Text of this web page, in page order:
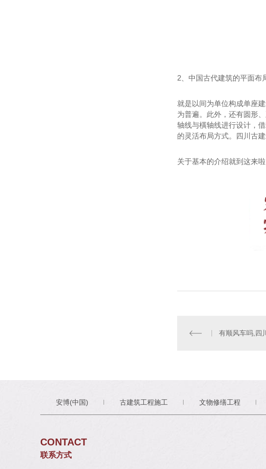
2、中国古代建筑的平面布
就是以间为单位构成单座
为普遍。此外，还有圆形
轴线与橫轴线进行设计，
的灵活布局方式。四川古
关于基本的介绍就到这来啦
有顺风车吗,四
安博(中国) 古建筑工程施工 文物修缮工程
CONTACT
联系方式